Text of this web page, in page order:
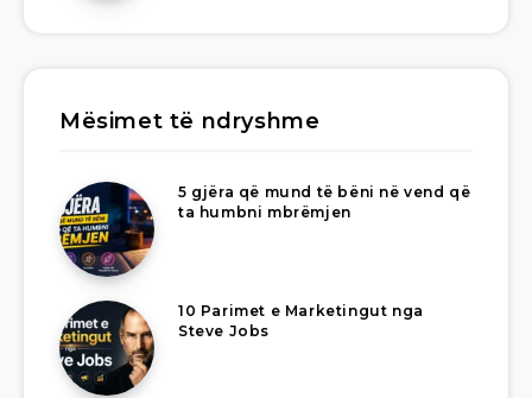
Mësimet të ndryshme
5 gjëra që mund të bëni në vend që
ta humbni mbrëmjen
10 Parimet e Marketingut nga
Steve Jobs